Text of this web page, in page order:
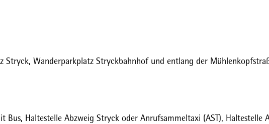
Stryck, Wanderparkplatz Stryckbahnhof und entlang der
Haltestelle Abzweig Stryck oder Anrufsammeltaxi (AST), Haltestelle